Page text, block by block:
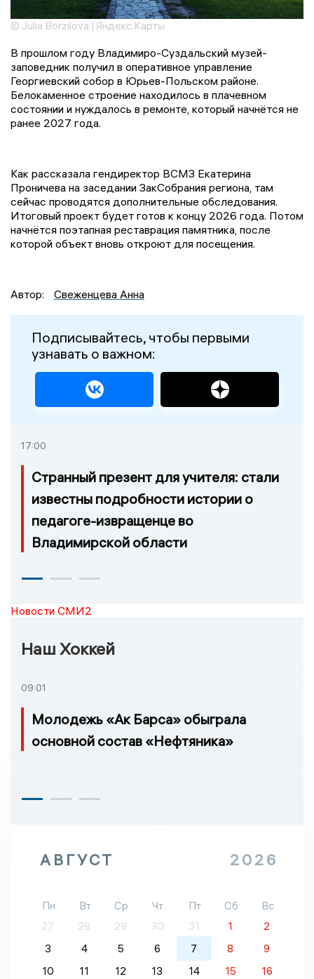
© Julia Borzilova | Яндекс.Карты
В прошлом году Владимиро-Суздальский музей-
заповедник получил в оперативное управление
Георгиевский собор в Юрьев-Польском районе.
Белокаменное строение находилось в плачевном
состоянии и нуждалось в ремонте, который начнётся не
ранее 2027 года.
Как рассказала гендиректор ВСМЗ Екатерина
Проничева на заседании ЗакСобрания региона, там
сейчас проводятся дополнительные обследования.
Итоговый проект будет готов к концу 2026 года. Потом
начнётся поэтапная реставрация памятника, после
которой объект вновь откроют для посещения.
Автор: Свеженцева Анна
Подписывайтесь, чтобы первыми
узнавать о важном:
17:00
Странный презент для учителя: стали
известны подробности истории о
педагоге-извращенце во
Владимирской области
Новости СМИ2
Наш Хоккей
09:01
Молодежь «Ак Барса» обыграла
основной состав «Нефтяника»
АВГУСТ 2026
Пн Вт Ср Чт Пт Сб
Вс
27
28 29 30 31 1
2
3
4 5 6 7 8
9
10
11 12 13 14 15
16